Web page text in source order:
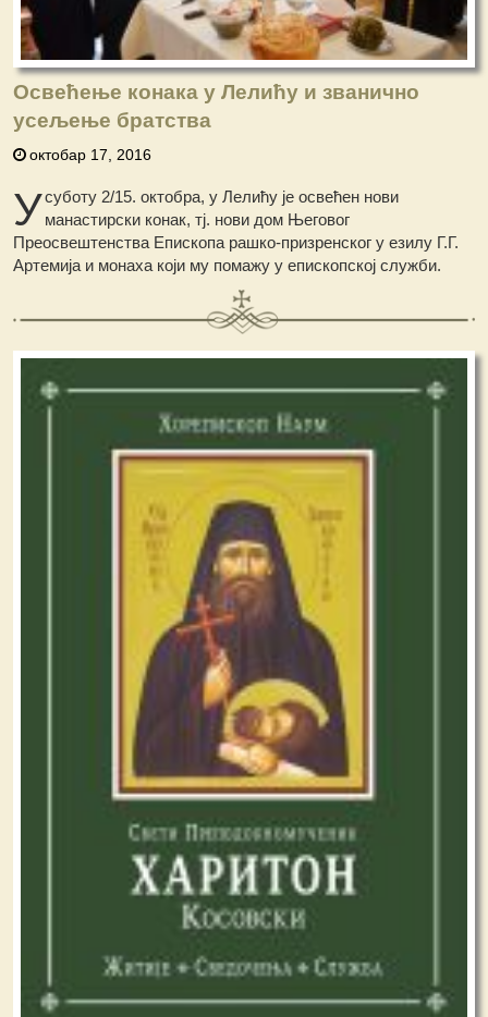
Освећење конака у Лелићу и званично
усељење братства
октобар 17, 2016
Усуботу 2/15. октобра, у Лелићу је освећен нови
манастирски конак, тј. нови дом Његовог
Преосвештенства Епископа рашко-призренског у езилу Г.Г.
Артемија и монаха који му помажу у епископској служби.